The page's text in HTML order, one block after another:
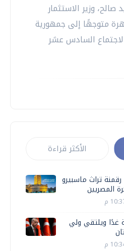
وزير الاستثمار
متوجهًا إلى جمهورية
السادس عشر
الأكثر قراءة
رقمنة تراث ماسبيرو
المصريين
غدًا ويلتقي ولي